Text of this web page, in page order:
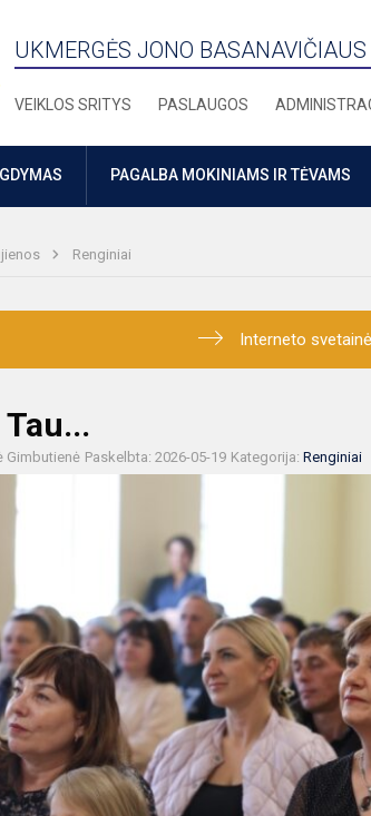
UKMERGĖS JONO
VEIKLOS SRITYS PASLAUGOS
PAGALBA MOKINIAMS IR TĖVAMS
Renginiai
Interneto
Gimbutienė Paskelbta: 2026-05-19 Kategorija: Renginiai